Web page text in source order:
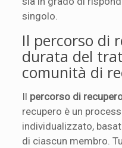
singolo.
Il percorso di
durata del
comunità di
Il percorso di
recupero è un
individualizzato,
di ciascun membro.